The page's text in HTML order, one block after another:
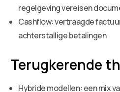
regelgeving vereisen
Cashflow: vertraagde
achterstallige betalingen
Terugkerende
Hybride modellen: een mix